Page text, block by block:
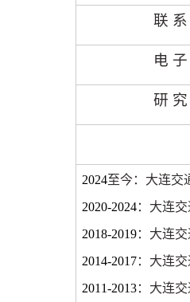
联
电
研
2024至今：大连交
2020-2024：大连
2018-2019：大连
2014-2017：大连
2011-2013：大连